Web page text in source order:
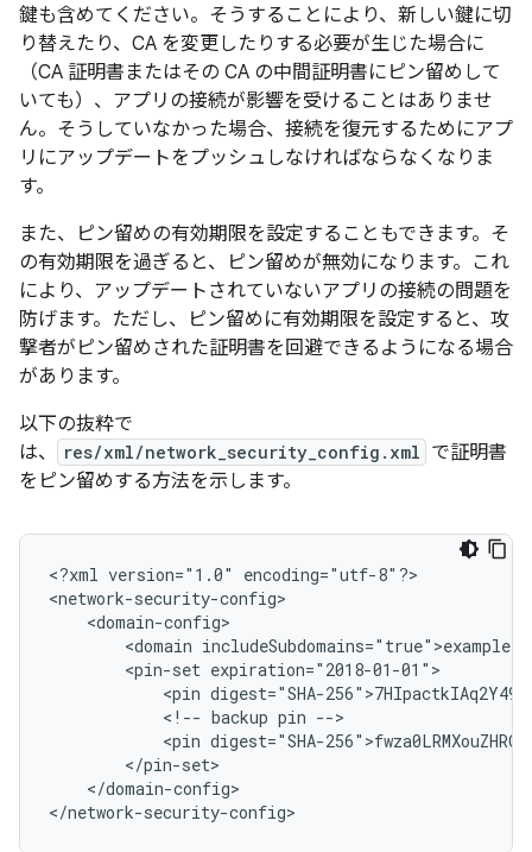
鍵も含めてください。そうすることにより、新しい鍵に切
り替えたり、CA を変更したりする必要が生じた場合に
（CA 証明書またはその CA の中間証明書にピン留めして
いても）、アプリの接続が影響を受けることはありませ
ん。そうしていなかった場合、接続を復元するためにアプ
リにアップデートをプッシュしなければならなくなりま
す。
また、ピン留めの有効期限を設定することもできます。そ
の有効期限を過ぎると、ピン留めが無効になります。これ
により、アップデートされていないアプリの接続の問題を
防げます。ただし、ピン留めに有効期限を設定すると、攻
撃者がピン留めされた証明書を回避できるようになる場合
があります。
以下の抜粋で
は、
res/xml/network_security_config.xml で証明書
をピン留めする方法を示します。
<?xml version="1.0"
encoding="utf-8"?>
<domain
<pin-set
<pin
<!-- backup pin
<pin
</domain-config>
</network-security-config>